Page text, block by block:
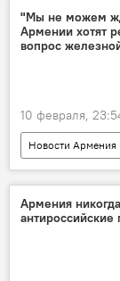
"Мы не можем
Армении хотят
вопрос
10 февраля,
Новости Армения
Политика
Армения